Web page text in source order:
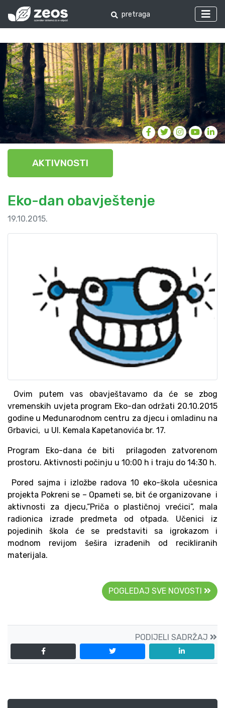
AKTIVNOSTI
Eko-dan obavještenje
19.10.2015.
Ovim putem vas obavještavamo da će se zbog
vremenskih uvjeta program Eko-dan održati 20.10.2015
godine u Međunarodnom centru za djecu i omladinu na
Grbavici, u Ul. Kemala Kapetanovića br. 17.
Program Eko-dana će biti prilagođen zatvorenom
prostoru. Aktivnosti počinju u 10:00 h i traju do 14:30 h.
Pored sajma i izložbe radova 10 eko-škola učesnica
projekta Pokreni se – Opameti se, bit će organizovane i
aktivnosti za djecu,“Priča o plastičnoj vrećici”, mala
radionica izrade predmeta od otpada. Učenici iz
pojedinih škola će se predstaviti sa igrokazom i
modnom revijom šešira izrađenih od recikliranih
materijala.
POGLEDAJ SVE NOVOSTI
PODIJELI SADRŽAJ